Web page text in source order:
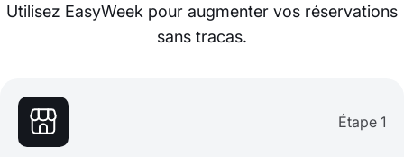
Utilisez EasyWeek pour augmenter vos réservations
sans tracas.
Étape 1